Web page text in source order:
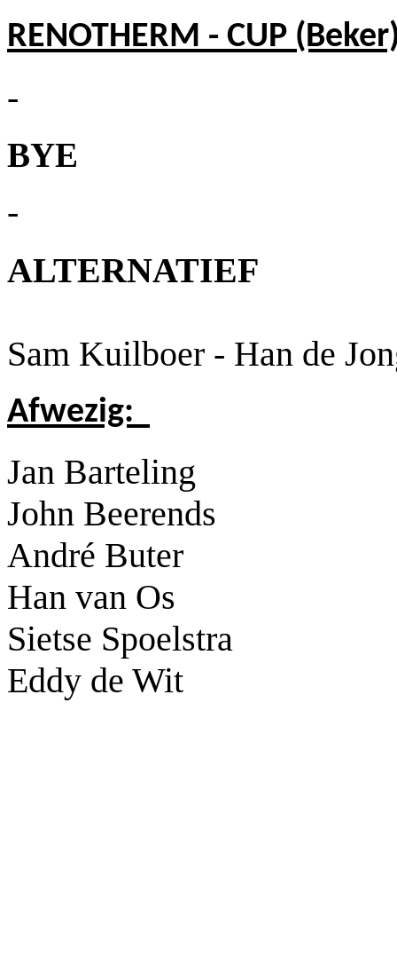
RENOTHERM - CUP
-
BYE
-
ALTERNATIEF
Sam Kuilboer - Han de
Afwezig:
Jan Barteling
John Beerends
André Buter
Han van Os
Sietse Spoelstra
Eddy de Wit